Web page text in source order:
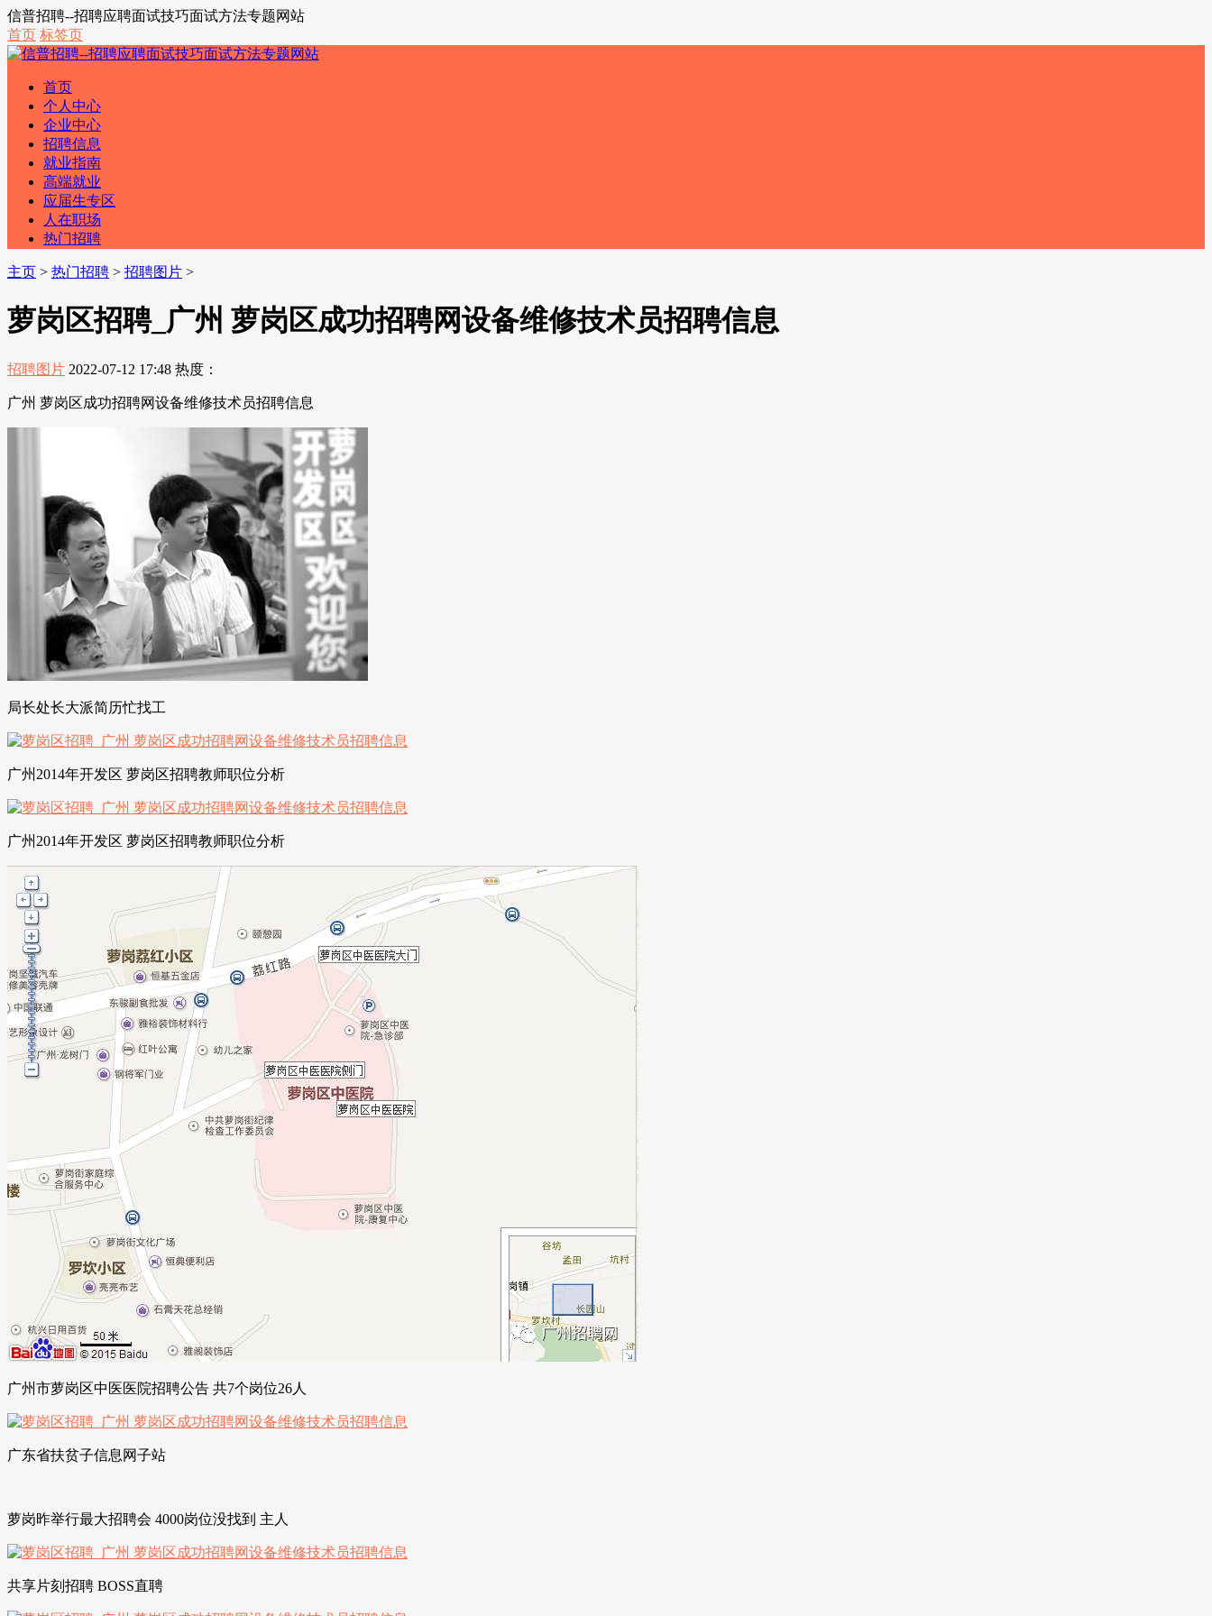
信普招聘--招聘应聘面试技巧面试方法专题网站
首页 标签页
首页
个人中心
企业中心
招聘信息
就业指南
高端就业
应届生专区
人在职场
热门招聘
主页 > 热门招聘 > 招聘图片 >
萝岗区招聘_广州 萝岗区成功招聘网设备维修技术员招聘信息
招聘图片 2022-07-12 17:48 热度：
广州 萝岗区成功招聘网设备维修技术员招聘信息
局长处长大派简历忙找工
广州2014年开发区 萝岗区招聘教师职位分析
广州2014年开发区 萝岗区招聘教师职位分析
广州市萝岗区中医医院招聘公告 共7个岗位26人
广东省扶贫子信息网子站
萝岗昨举行最大招聘会 4000岗位没找到 主人
共享片刻招聘 BOSS直聘